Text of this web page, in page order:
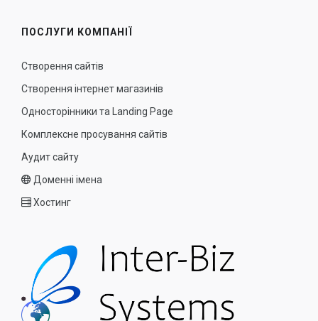
ПОСЛУГИ КОМПАНІЇ
Створення сайтів
Створення інтернет магазинів
Односторінники та Landing Page
Комплексне просування сайтів
Аудит сайту
Доменні імена
Хостинг